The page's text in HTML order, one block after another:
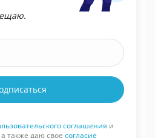
соглашения и
а также даю свое согласие